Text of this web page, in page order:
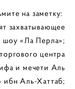
на заметку:
захватывающее
шоу «Ла Перла»;
центра
и мечети Аль
ибн Аль-Хаттаб;